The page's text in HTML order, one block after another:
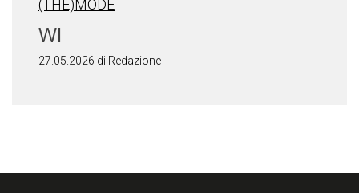
(THE)MODÉ
WI
27.05.2026 di Redazione